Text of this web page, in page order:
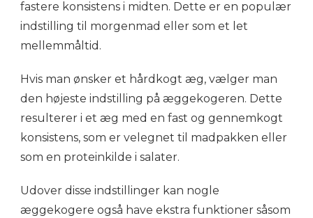
fastere konsistens i midten. Dette er en populær
indstilling til morgenmad eller som et let
mellemmåltid.
Hvis man ønsker et hårdkogt æg, vælger man
den højeste indstilling på æggekogeren. Dette
resulterer i et æg med en fast og gennemkogt
konsistens, som er velegnet til madpakken eller
som en proteinkilde i salater.
Udover disse indstillinger kan nogle
æggekogere også have ekstra funktioner såsom